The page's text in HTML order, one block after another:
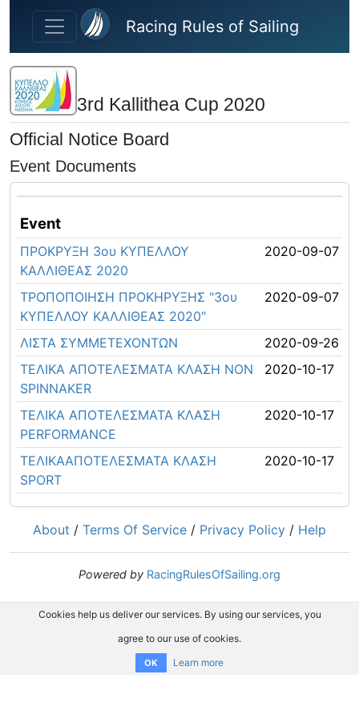
Skip to main content
Racing Rules of Sailing
3rd Kallithea Cup 2020
Official Notice Board
Event Documents
Event
ΠΡΟΚΡΥΞΗ 3ου ΚΥΠΕΛΛΟΥ
ΚΑΛΛΙΘΕΑΣ 2020
2020-09-07
ΤΡΟΠΟΠΟΙΗΣΗ ΠΡΟΚΗΡΥΞΗΣ "3ου
ΚΥΠΕΛΛΟΥ ΚΑΛΛΙΘΕΑΣ 2020"
2020-09-07
ΛΙΣΤΑ ΣΥΜΜΕΤΕΧΟΝΤΩΝ
2020-09-26
ΤΕΛΙΚΑ ΑΠΟΤΕΛΕΣΜΑΤΑ ΚΛΑΣΗ NON
SPINNAKER
2020-10-17
ΤΕΛΙΚΑ ΑΠΟΤΕΛΕΣΜΑΤΑ ΚΛΑΣΗ
PERFORMANCE
2020-10-17
ΤΕΛΙΚΑΑΠΟΤΕΛΕΣΜΑΤΑ ΚΛΑΣΗ
SPORT
2020-10-17
About / Terms Of Service / Privacy Policy / Help
Powered by RacingRulesOfSailing.org
Cookies help us deliver our services. By using our services, you
agree to our use of cookies.
OK Learn more